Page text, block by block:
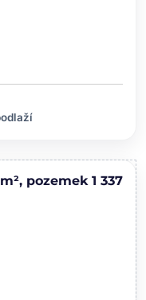
favorite
pozemek 1 337